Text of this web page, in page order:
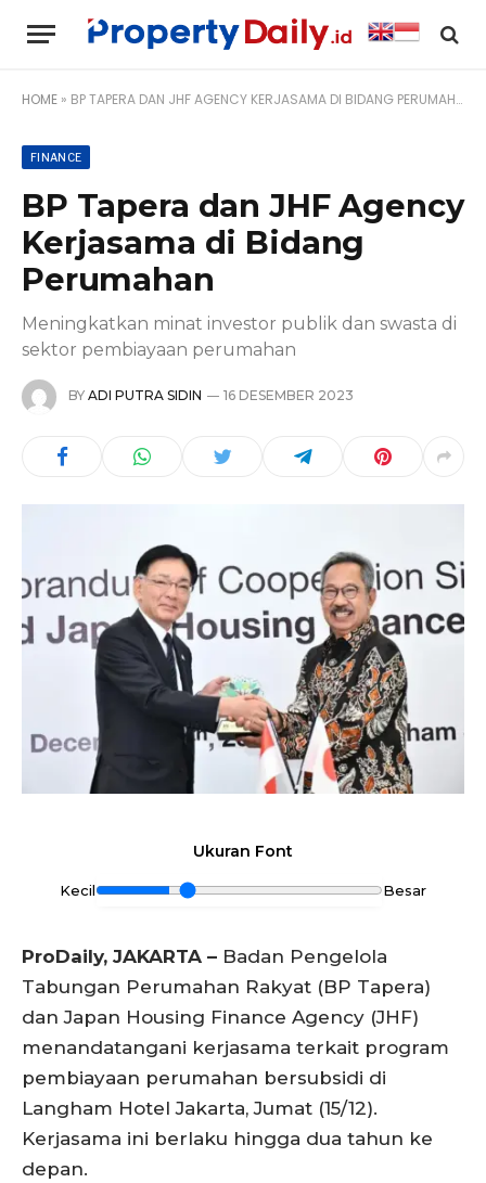
HOME » BP TAPERA DAN JHF AGENCY KERJASAMA DI BIDANG PERUMAHAN
FINANCE
BP Tapera dan JHF Agency
Kerjasama di Bidang
Perumahan
Meningkatkan minat investor publik dan swasta di
sektor pembiayaan perumahan
BY ADI PUTRA SIDIN 16 DESEMBER 2023
Ukuran Font
Kecil Besar
ProDaily, JAKARTA – Badan Pengelola
Tabungan Perumahan Rakyat (BP Tapera)
dan Japan Housing Finance Agency (JHF)
menandatangani kerjasama terkait program
pembiayaan perumahan bersubsidi di
Langham Hotel Jakarta, Jumat (15/12).
Kerjasama ini berlaku hingga dua tahun ke
depan.